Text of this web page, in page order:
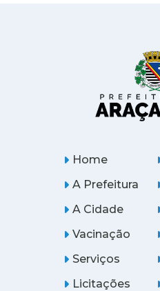
Home
A Prefeitura
A Cidade
Vacinação
Serviços
Licitações